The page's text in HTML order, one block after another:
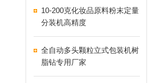
10-200克化妆品原料粉末定量
分装机高精度
全自动多头颗粒立式包装机树
脂钻专用厂家